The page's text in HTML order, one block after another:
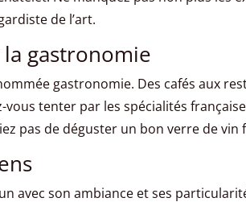
de l’art.
gastronomie
gastronomie. Des cafés aux
tenter par les spécialités
pas de déguster un bon verre de
avec son ambiance et ses